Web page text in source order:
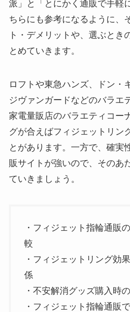
派」と「とにかく通販で手軽
ちらにも参考になるように、
ト・デメリットや、選ぶとき
とめていきます。
ロフトや東急ハンズ、ドン・
ジヴァンガードなどのバラエ
家電量販店のバラエティコー
グが合えばフィジェットリン
とがあります。一方で、確実
販サイトが強いので、そのあ
ていきましょう。
・フィジェット指輪通販
較
・フィジェットリング効
係
・不安解消グッズ購入時
・フィジェット指輪通販